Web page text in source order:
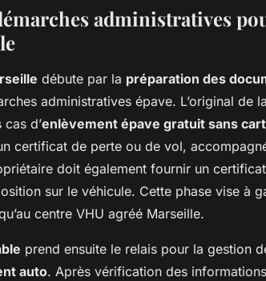
administratives
débute par la préparation des
administratives épave. L’original de
d’enlèvement épave gratuit sans
certificat de perte ou de vol,
doit également fournir un
sur le véhicule. Cette phase vise à
centre VHU agréé Marseille.
prend ensuite le relais pour la gestion
auto. Après vérification des